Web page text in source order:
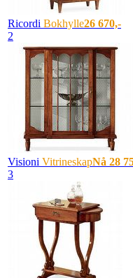
Ricordi Bokhylle26 670,-
2
Visioni VitrineskapNå 28
3